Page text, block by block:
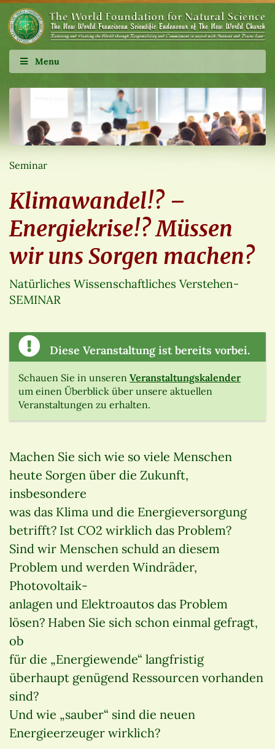
Menu
Seminar
Klimawandel!? –
Energiekrise!? Müssen
wir uns Sorgen machen?
Natürliches Wissenschaftliches Verstehen-
SEMINAR
Diese Veranstaltung ist bereits vorbei.
Schauen Sie in unseren Veranstaltungskalender
um einen Überblick über unsere aktuellen
Veranstaltungen zu erhalten.
Machen Sie sich wie so viele Menschen
heute Sorgen über die Zukunft,
insbesondere
was das Klima und die Energieversorgung
betrifft? Ist CO2 wirklich das Problem?
Sind wir Menschen schuld an diesem
Problem und werden Windräder,
Photovoltaik-
anlagen und Elektroautos das Problem
lösen? Haben Sie sich schon einmal gefragt,
ob
für die „Energiewende“ langfristig
überhaupt genügend Ressourcen vorhanden
sind?
Und wie „sauber“ sind die neuen
Energieerzeuger wirklich?